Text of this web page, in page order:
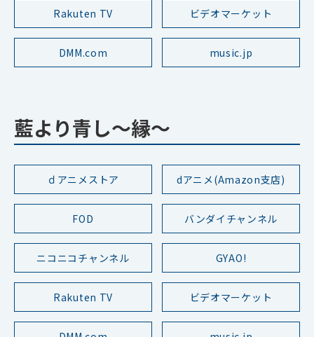
Rakuten TV ビデオマーケット
DMM.com music.jp
藍より青し～縁～
ｄアニメストア dアニメ(Amazon支店)
FOD バンダイチャンネル
ニコニコチャンネル GYAO!
Rakuten TV ビデオマーケット